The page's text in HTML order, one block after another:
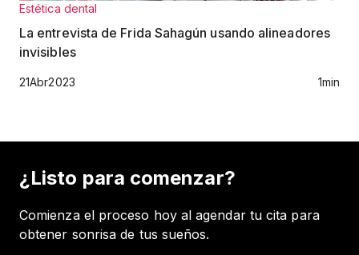
Estética dental
La entrevista de Frida Sahagún usando alineadores
invisibles
21Abr2023 1min
¿Listo para comenzar?
Comienza el proceso hoy al agendar tu cita para
obtener sonrisa de tus sueños.